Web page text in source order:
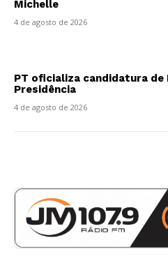
Michelle
4 de agosto de 2026
PT oficializa candidatura de
Presidência
4 de agosto de 2026